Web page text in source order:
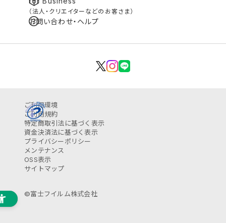
（法人・クリエイターなどのお客さま）
お問い合わせ・ヘルプ
ご利用環境
ご利用規約
特定商取引法に基づく表示
資金決済法に基づく表示
プライバシーポリシー
メンテナンス
OSS表示
サイトマップ
©富士フイルム株式会社